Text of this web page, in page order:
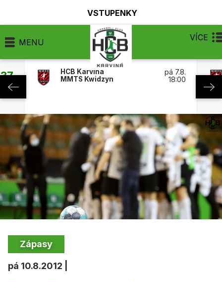
VSTUPENKY
MENU VÍCE
HCB Karviná
MMTS Kwidzyn
pá 7.8.
18:00
Zápasy
pá 10.8.2012 |